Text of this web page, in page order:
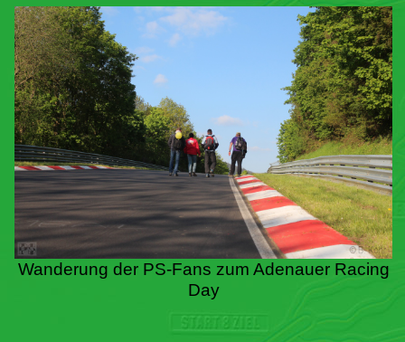
Wanderung der PS-Fans zum Adenauer Racing
Day